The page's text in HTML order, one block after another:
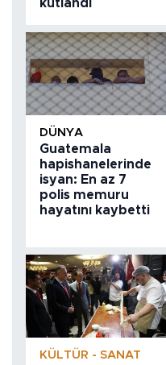
kutlandı
DÜNYA
Guatemala
hapishanelerinde
isyan: En az 7
polis memuru
hayatını kaybetti
KÜLTÜR - SANAT